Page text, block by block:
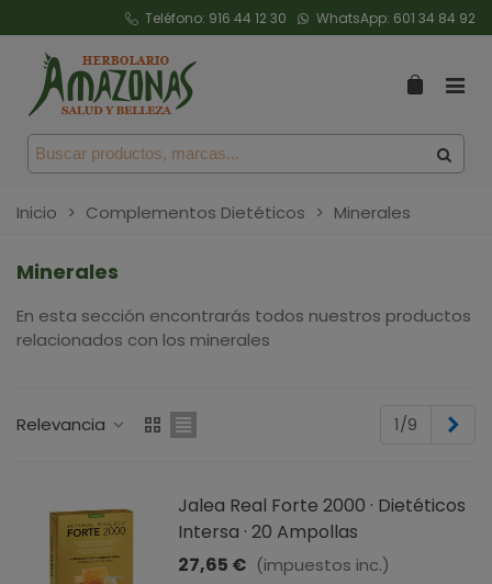
Teléfono: 916 44 12 30 WhatsApp: 601 34 84 92
Inicio > Complementos Dietéticos > Minerales
Minerales
En esta sección encontrarás todos nuestros productos
relacionados con los minerales
Relevancia 1/9
Jalea Real Forte 2000 · Dietéticos
Intersa · 20 Ampollas
27,65 € (impuestos inc.)